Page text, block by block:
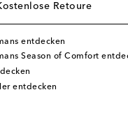
Retoure
entdecken
Season of Comfort
entdecken